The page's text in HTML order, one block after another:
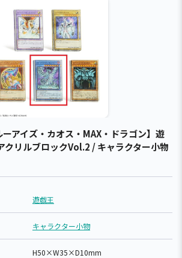
ーアイズ・カオス・MAX・ドラゴン】遊
クリルブロックVol.2 / キャラクター小物
遊戯王
キャラクター小物
H50×W35×D10mm